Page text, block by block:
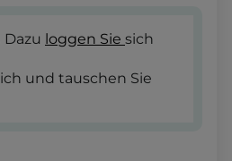
Dazu loggen Sie sich
und tauschen Sie